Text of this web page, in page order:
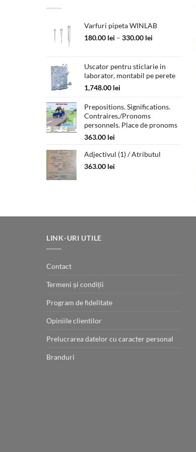
Varfuri pipeta WINLAB
180.00 lei – 330.00 lei
180.00 lei
până
Uscator pentru sticlarie in
laborator, montabil pe perete
1,748.00 lei
Prepositions. Significations.
Contraires./Pronoms
personnels. Place de pronoms
363.00 lei
Adjectivul (1) / Atributul
363.00 lei
LINK-URI UTILE
Contact
Termeni și condiții
Program de fidelitate
Opiniile clientilor
Prelucrarea datelor cu caracter personal
Branduri